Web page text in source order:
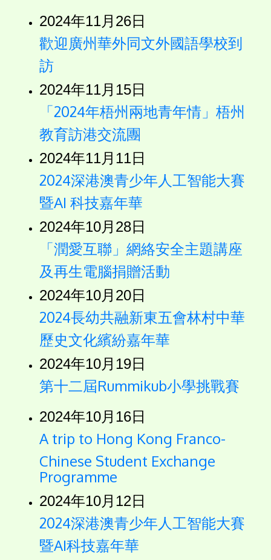
2024年11月26日
歡迎廣州華外同文外國語學校到
訪
2024年11月15日
「2024年梧州兩地青年情」梧州
教育訪港交流團
2024年11月11日
2024深港澳青少年人工智能大賽
暨AI 科技嘉年華
2024年10月28日
「潤愛互聯」網絡安全主題講座
及再生電腦捐贈活動
2024年10月20日
2024長幼共融新東五會林村中華
歷史文化繽紛嘉年華
2024年10月19日
第十二屆Rummikub小學挑戰賽
2024年10月16日
A trip to Hong Kong Franco-
Chinese Student Exchange
Programme
2024年10月12日
2024深港澳青少年人工智能大賽
暨AI科技嘉年華